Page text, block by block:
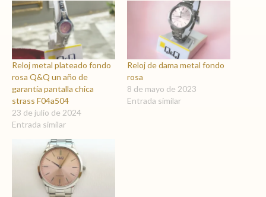
Reloj metal plateado fondo
rosa Q&Q un año de
garantía pantalla chica
strass F04a504
23 de julio de 2024
Entrada similar
Reloj de dama metal fondo
rosa
8 de mayo de 2023
Entrada similar